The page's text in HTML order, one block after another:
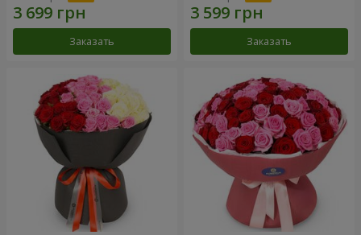
Заказать Заказать